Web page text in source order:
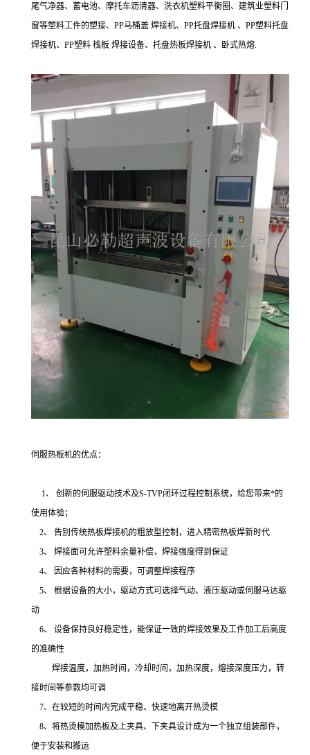
尾气净器、蓄电池、摩托车沥清器、洗衣机塑料平衡圈、建筑业塑料门
窗等塑料工件的塑接、PP马桶盖 焊接机、PP托盘焊接机 、PP塑料托盘
焊接机、PP塑料 栈板 焊接设备、托盘热板焊接机 、卧式热熔.
伺服热板机的优点：
1、 创新的伺服驱动技术及S-TVP闭环过程控制系统，给您带来*的
使用体验；
2、 告别传统热板焊接机的粗放型控制，进入精密热板焊新时代
3、 焊接面可允许塑料余量补偿，焊接强度得到保证
4、 因应各种材料的需要，可调整焊接程序
5、 根据设备的大小，驱动方式可选择气动、液压驱动或伺服马达驱
动
6、 设备保持良好稳定性，能保证一致的焊接效果及工件加工后高度
的准确性
焊接温度，加热时间，冷却时间，加热深度，熔接深度压力，转
接时间等参数均可调
7、在较短的时间内完成平稳、快速地离开热烫模
8、将热烫模加热板及上夹具、下夹具设计成为一个独立组装部件，
便于安装和搬运